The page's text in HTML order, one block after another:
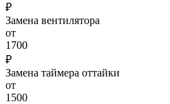
₽
Замена вентилятора
от
1700
₽
Замена таймера оттайки
от
1500